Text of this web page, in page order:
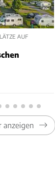
AUF
anzeigen